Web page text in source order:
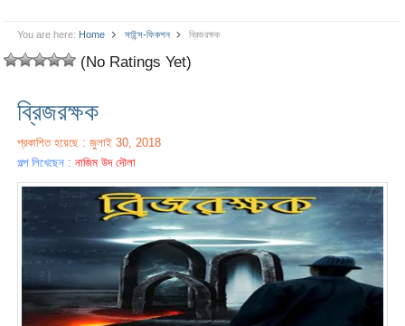
You are here: Home সাইন্স-ফিকশন ব্রিজরক্ষক
(No Ratings Yet)
ব্রিজরক্ষক
প্রকাশিত হয়েছে : জুলাই 30, 2018
গল্প লিখেছেন :নাজিম উদ দৌলা